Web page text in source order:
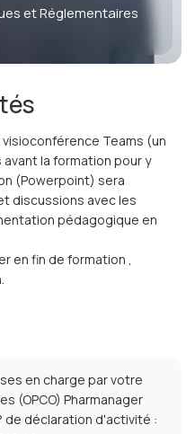
et Réglementaires
visioconférence Teams (un
la formation pour y
(Powerpoint) sera
discussions avec les
pédagogique en
en fin de formation ,
en charge par votre
(OPCO) Pharmanager
de déclaration d'activité :